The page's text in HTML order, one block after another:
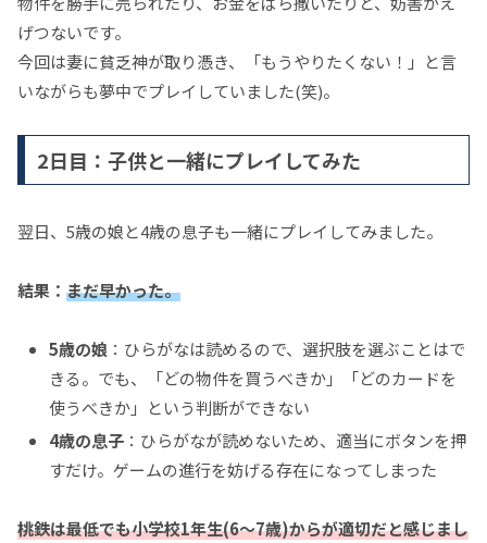
げつないです。
今回は妻に貧乏神が取り憑き、「もうやりたくない！」と言
いながらも夢中でプレイしていました(笑)。
2日目：子供と一緒にプレイしてみた
翌日、5歳の娘と4歳の息子も一緒にプレイしてみました。
結果： まだ早かった。
5歳の娘 ：ひらがなは読めるので、選択肢を選ぶことはで
きる。でも、「どの物件を買うべきか」「どのカードを
使うべきか」という判断ができない
4歳の息子 ：ひらがなが読めないため、適当にボタンを押
すだけ。ゲームの進行を妨げる存在になってしまった
桃鉄は最低でも小学校1年生(6～7歳)からが適切だと感じまし